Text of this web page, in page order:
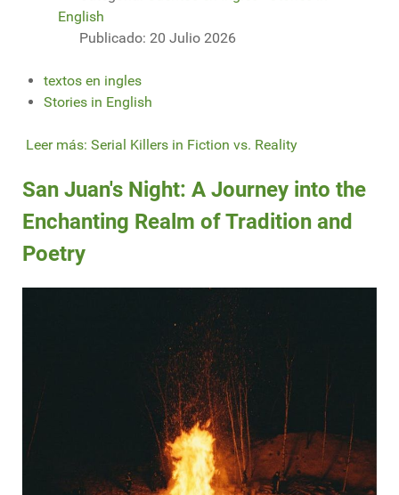
English
Publicado: 20 Julio 2026
textos en ingles
Stories in English
Leer más: Serial Killers in Fiction vs. Reality
San Juan's Night: A Journey into the
Enchanting Realm of Tradition and
Poetry